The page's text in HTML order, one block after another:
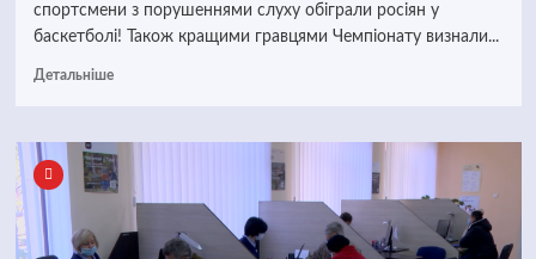
спортсмени з порушеннями слуху обіграли росіян у
баскетболі! Також кращими гравцями Чемпіонату визнали...
Детальніше